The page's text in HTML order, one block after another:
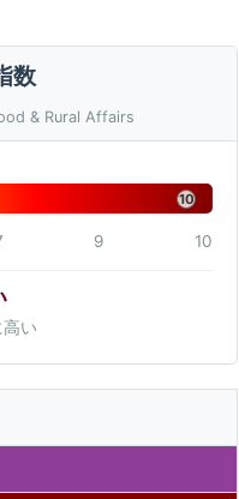
数
& Rural Affairs
10
9 10
い